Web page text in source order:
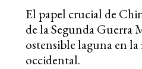
El papel crucial de
de la Segunda Guerra
ostensible laguna en
occidental.